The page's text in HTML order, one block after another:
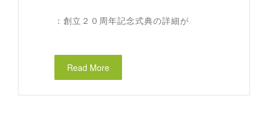
：創立２０周年記念式典の詳細が.
Read More